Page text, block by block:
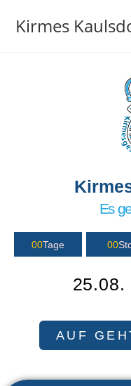
Kirmes
Es
00Tage 00
25.08.
AUF